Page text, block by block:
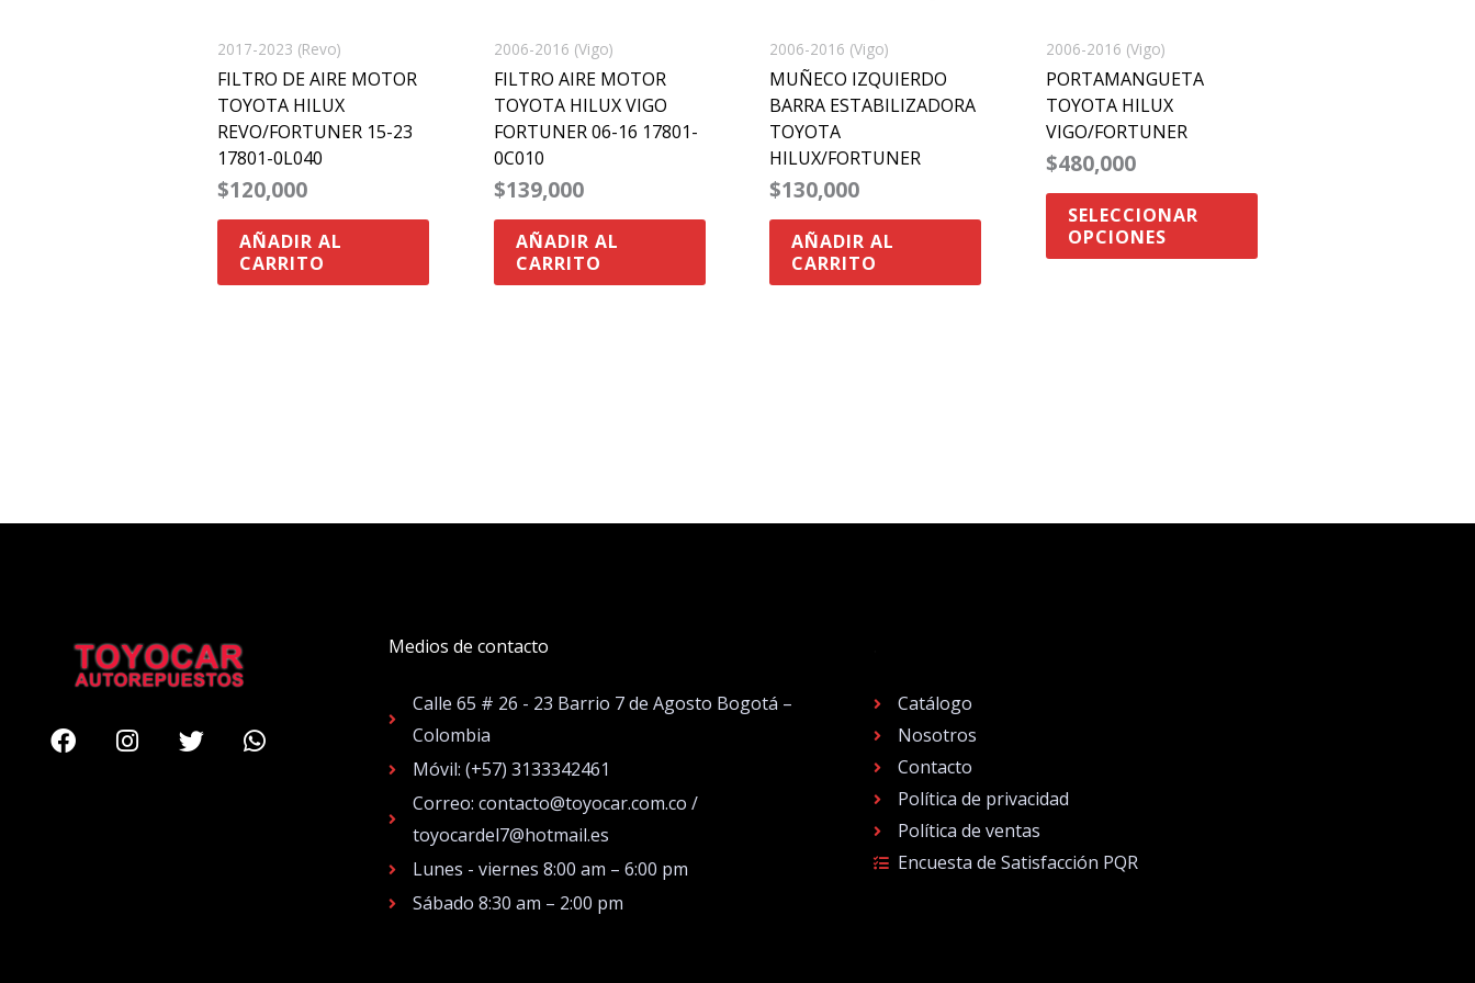
2017-2023 (Revo)
FILTRO DE AIRE MOTOR
TOYOTA HILUX
REVO/FORTUNER 15-23
17801-0L040
$120,000
AÑADIR AL
CARRITO
2006-2016 (Vigo)
FILTRO AIRE MOTOR
TOYOTA HILUX VIGO
FORTUNER 06-16 17801-
0C010
$139,000
AÑADIR AL
CARRITO
2006-2016 (Vigo)
MUÑECO IZQUIERDO
BARRA ESTABILIZADORA
TOYOTA
HILUX/FORTUNER
$130,000
AÑADIR AL
CARRITO
2006-2016 (Vigo)
PORTAMANGUETA
TOYOTA HILUX
VIGO/FORTUNER
$480,000
SELECCIONAR
OPCIONES
de
FacebookInstagram
TwitterWhatsapp
Medios de contacto
Calle 65 # 26 - 23 Barrio 7 de Agosto Bogotá –
Colombia
Móvil: (+57) 3133342461
Correo: contacto@toyocar.com.co /
toyocardel7@hotmail.es
Lunes - viernes 8:00 am – 6:00 pm
Sábado 8:30 am – 2:00 pm
Catálogo
Nosotros
Contacto
Política de privacidad
Política de ventas
Encuesta de Satisfacción PQR